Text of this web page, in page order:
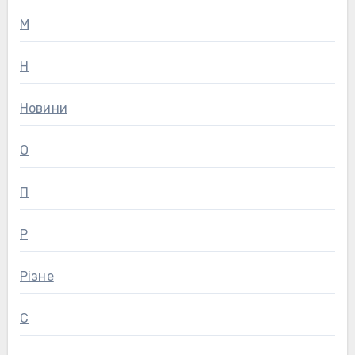
М
Н
Новини
О
П
Р
Різне
С